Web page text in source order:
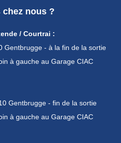
nous ?
/ Courtrai :
Gentbrugge - à la fin de la sortie
à gauche au Garage CIAC
Gentbrugge - fin de la sortie
à gauche au Garage CIAC